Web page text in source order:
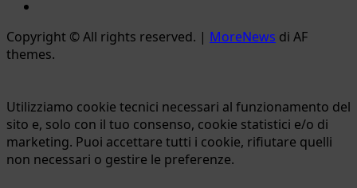
Copyright © All rights reserved. | MoreNews di AF
themes.
Utilizziamo cookie tecnici necessari al funzionamento del
sito e, solo con il tuo consenso, cookie statistici e/o di
marketing. Puoi accettare tutti i cookie, rifiutare quelli
non necessari o gestire le preferenze.